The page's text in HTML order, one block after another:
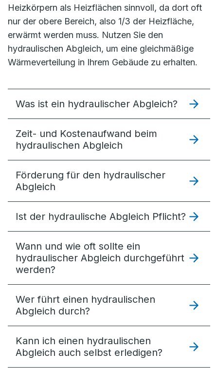
Heizkörpern als Heizflächen sinnvoll, da dort oft
nur der obere Bereich, also 1/3 der Heizfläche,
erwärmt werden muss. Nutzen Sie den
hydraulischen Abgleich, um eine gleichmäßige
Wärmeverteilung in Ihrem Gebäude zu erhalten.
Was ist ein hydraulischer Abgleich?
Zeit- und Kostenaufwand beim
hydraulischen Abgleich
Förderung für den hydraulischer
Abgleich
Ist der hydraulische Abgleich Pflicht?
Wann und wie oft sollte ein
hydraulischer Abgleich durchgeführt
werden?
Wer führt einen hydraulischen
Abgleich durch?
Kann ich einen hydraulischen
Abgleich auch selbst erledigen?